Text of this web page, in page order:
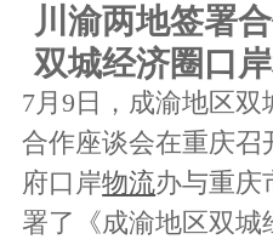
川渝两地签署
双城经济圈口
7月9日，成渝地区
合作座谈会在重庆召
府口岸物流办与重庆
署了《成渝地区双城